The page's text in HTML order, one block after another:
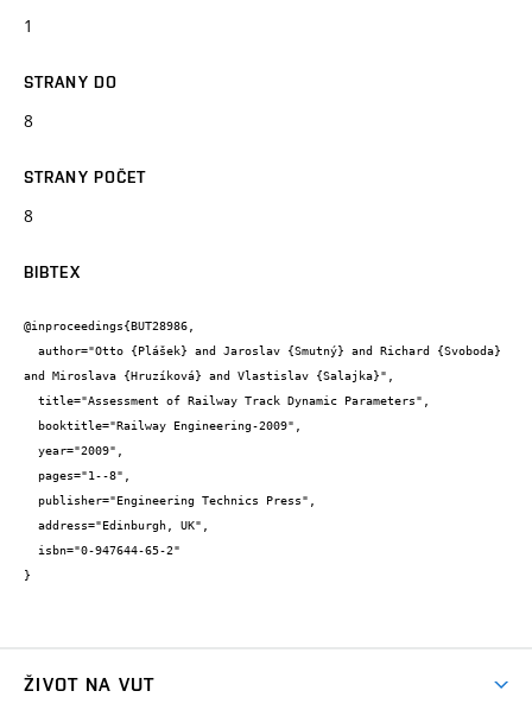
1
STRANY DO
8
STRANY POČET
8
BIBTEX
@inproceedings{BUT28986,
and Miroslava {Hruzíková} and Vlastislav {Salajka}",
}
ŽIVOT NA VUT